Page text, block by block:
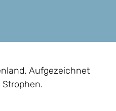
Aufgezeichnet
Strophen.